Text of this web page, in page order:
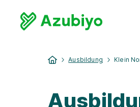
Ausbildung Klein